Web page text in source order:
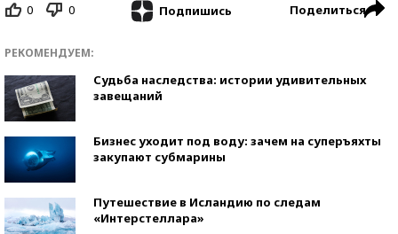
0 0 Подпишись Поделиться
РЕКОМЕНДУЕМ:
Судьба наследства: истории удивительных
завещаний
Бизнес уходит под воду: зачем на суперъяхты
закупают субмарины
Путешествие в Исландию по следам
«Интерстеллара»